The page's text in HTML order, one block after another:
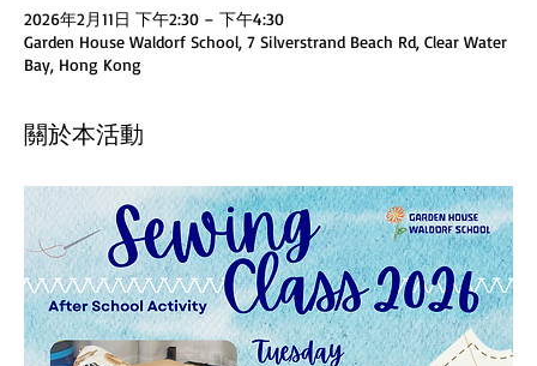
2026年2月11日 下午2:30 – 下午4:30
Garden House Waldorf School, 7 Silverstrand Beach Rd, Clear Water
Bay, Hong Kong
關於本活動